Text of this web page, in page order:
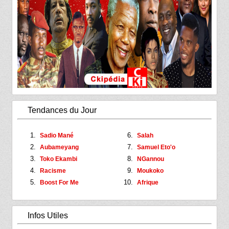
Tendances du Jour
Sadio Mané
Aubameyang
Toko Ekambi
Racisme
Boost For Me
Salah
Samuel Eto'o
NGannou
Moukoko
Afrique
Infos Utiles